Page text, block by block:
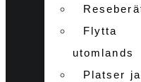
Flytta
utomlands
Platser